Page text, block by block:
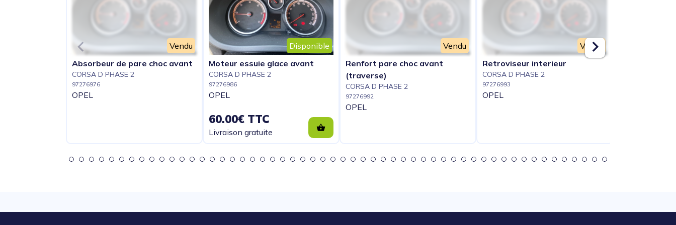
Vendu
Absorbeur de pare choc avant
CORSA D PHASE 2
97276976
OPEL
Disponible
Moteur essuie glace avant
CORSA D PHASE 2
97276986
OPEL
60.00€ TTC
Livraison gratuite
Vendu
Renfort pare choc avant
(traverse)
CORSA D PHASE 2
97276992
OPEL
Vendu
Retroviseur interieur
CORSA D PHASE 2
97276993
OPEL